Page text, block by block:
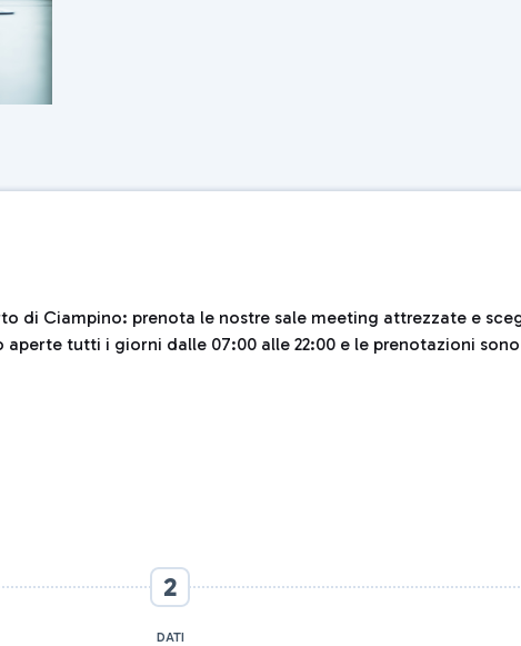
di Ciampino: prenota le nostre sale meeting attrezzate e
tutti i giorni dalle 07:00 alle 22:00 e le prenotazioni
2
DATI